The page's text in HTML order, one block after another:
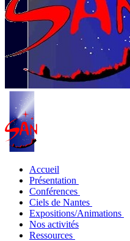
Accueil
Présentation
Conférences
Ciels de Nantes
Expositions/Animations
Nos activités
Ressources